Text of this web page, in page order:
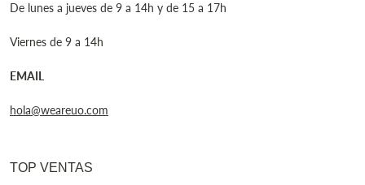
De lunes a jueves de 9 a 14h y de 15 a 17h
Viernes de 9 a 14h
EMAIL
hola@weareuo.com
TOP VENTAS